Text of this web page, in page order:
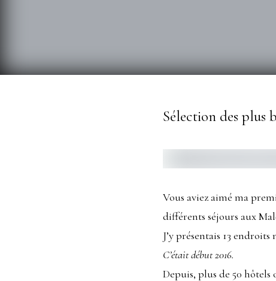
Sélection des plus
Vous aviez aimé ma
différents séjours aux
J’y présentais 13
C’était début 2016.
Depuis, plus de 50 hôtels